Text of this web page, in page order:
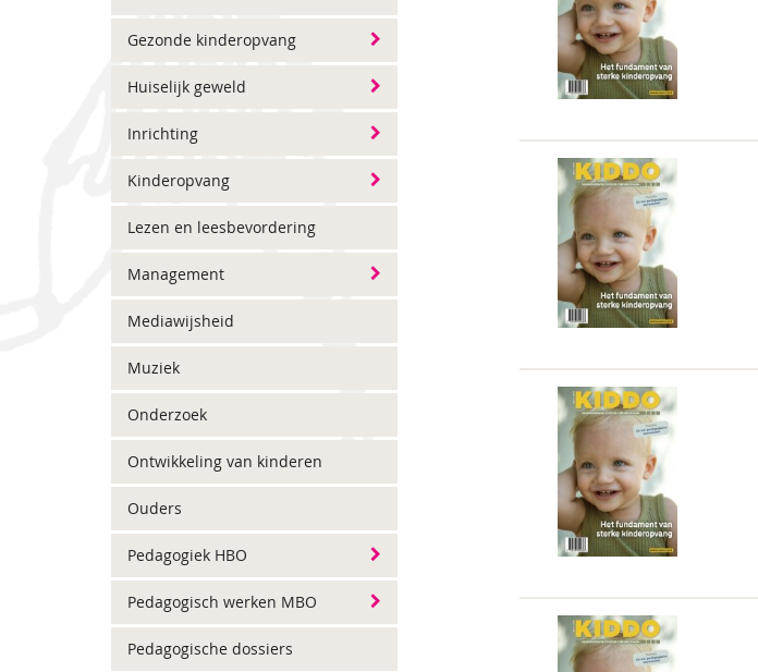
Gezonde kinderopvang
Huiselijk geweld
Inrichting
Kinderopvang
Lezen en leesbevordering
Management
Mediawijsheid
Muziek
Onderzoek
Ontwikkeling van kinderen
Ouders
Pedagogiek HBO
Pedagogisch werken MBO
Pedagogische dossiers